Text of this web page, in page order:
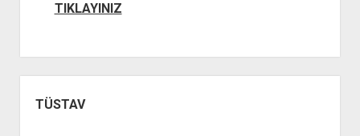
TIKLAYINIZ
Menü
TÜSTAV